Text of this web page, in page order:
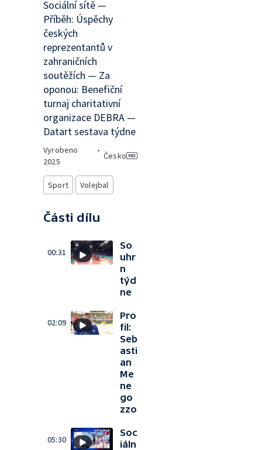
Sociální sítě —
Příběh: Úspěchy
českých
reprezentantů v
zahraničních
soutěžích — Za
oponou: Benefiční
turnaj charitativní
organizace DEBRA —
Datart sestava týdne
Vyrobeno
2025
•
Česko
Sport Volejbal
Části dílu
00:31
So
uhr
n
týd
ne
02:09
Pro
fil:
Seb
asti
an
Me
ne
go
zzo
05:30
Soc
iáln